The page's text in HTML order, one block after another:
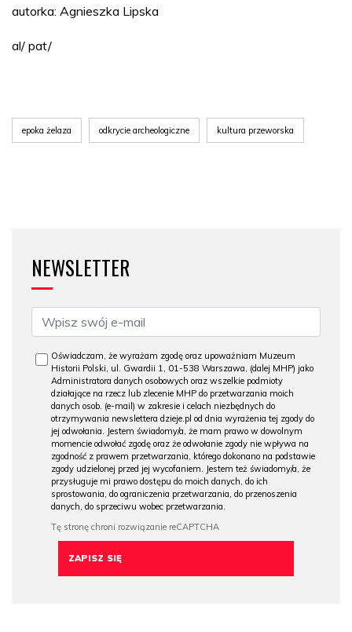
autorka: Agnieszka Lipska
al/ pat/
epoka żelaza odkrycie archeologiczne kultura przeworska
NEWSLETTER
Oświadczam, że wyrażam zgodę oraz upoważniam Muzeum
Historii Polski, ul. Gwardii 1, 01-538 Warszawa, (dalej MHP) jako
Administratora danych osobowych oraz wszelkie podmioty
działające na rzecz lub zlecenie MHP do przetwarzania moich
danych osob. (e-mail) w zakresie i celach niezbędnych do
otrzymywania newslettera dzieje.pl od dnia wyrażenia tej zgody do
jej odwołania. Jestem świadomy/a, że mam prawo w dowolnym
momencie odwołać zgodę oraz że odwołanie zgody nie wpływa na
zgodność z prawem przetwarzania, którego dokonano na podstawie
zgody udzielonej przed jej wycofaniem. Jestem też świadomy/a, że
przysługuje mi prawo dostępu do moich danych, do ich
sprostowania, do ograniczenia przetwarzania, do przenoszenia
danych, do sprzeciwu wobec przetwarzania.